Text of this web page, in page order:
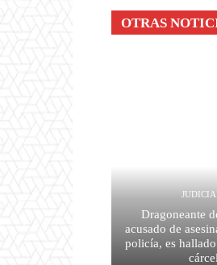
OTRAS
Dragoneante
acusado de
policía, es
cárcel